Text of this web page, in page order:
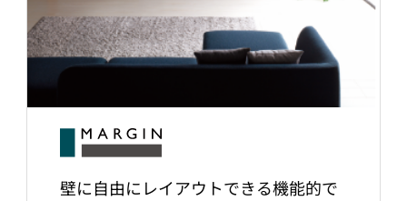
壁に自由にレイアウトできる機能的で